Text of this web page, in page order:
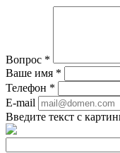
Вопрос *
Ваше имя *
Телефон *
E-mail
Введите текст с